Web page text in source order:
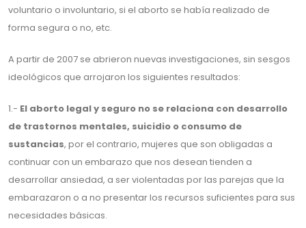
voluntario o involuntario, si el aborto se había realizado de
forma segura o no, etc.
A partir de 2007 se abrieron nuevas investigaciones, sin sesgos
ideológicos que arrojaron los siguientes resultados:
1.- El aborto legal y seguro no se relaciona con desarrollo
de trastornos mentales, suicidio o consumo de
sustancias, por el contrario, mujeres que son obligadas a
continuar con un embarazo que nos desean tienden a
desarrollar ansiedad, a ser violentadas por las parejas que la
embarazaron o a no presentar los recursos suficientes para sus
necesidades básicas.